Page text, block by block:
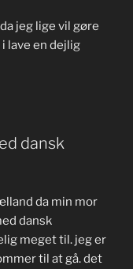
jeg lige vil gøre
lave en dejlig
dansk
da min mor
dansk
meget til. jeg er
til at gå. det